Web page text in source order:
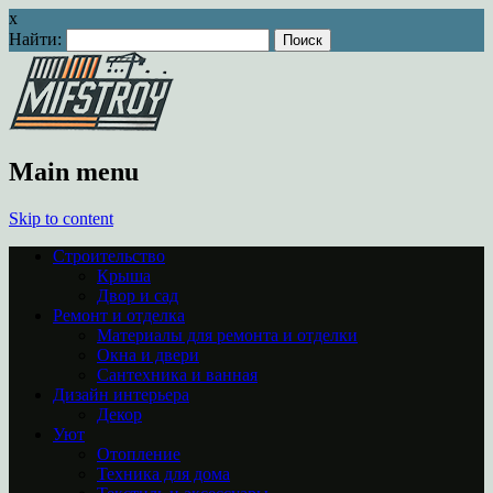
x
Найти:
Main menu
Skip to content
Строительство
Крыша
Двор и сад
Ремонт и отделка
Материалы для ремонта и отделки
Окна и двери
Сантехника и ванная
Дизайн интерьера
Декор
Уют
Отопление
Техника для дома